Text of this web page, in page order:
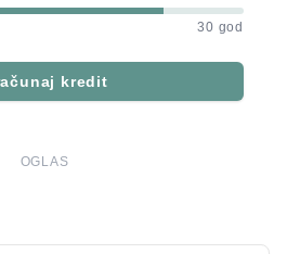
30 god
kredit
OGLAS